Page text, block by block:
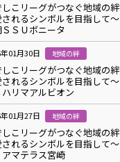
しこリーグがつなぐ地域の絆
れるシンボルを目指して～
ＳＵボニータ
01月30日 地域の絆
しこリーグがつなぐ地域の絆
れるシンボルを目指して～
ハリマアルビオン
01月27日 地域の絆
しこリーグがつなぐ地域の絆
れるシンボルを目指して～
アマテラス宮崎